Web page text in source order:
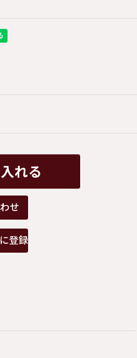
れる
せ
登録